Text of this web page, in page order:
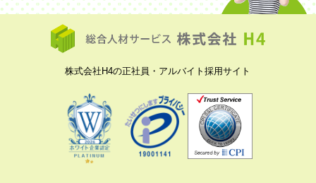
株式会社H4の正社員・アルバイト採用サイト